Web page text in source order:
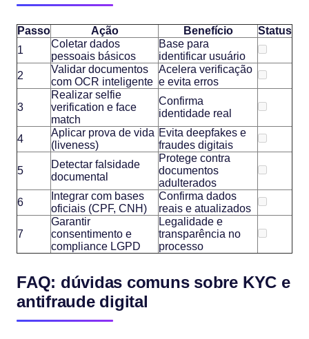
Passo Ação Benefício
Status
1
Coletar dados
pessoais básicos
Base para
identificar usuário
2
Validar documentos
com OCR inteligente
Acelera verificação
e evita erros
3
Realizar selfie
verification e face
match
Confirma
identidade real
4
Aplicar prova de vida
(liveness)
Evita deepfakes e
fraudes digitais
5
Detectar falsidade
documental
Protege contra
documentos
adulterados
6
Integrar com bases
oficiais (CPF, CNH)
Confirma dados
reais e atualizados
7
Garantir
consentimento e
compliance LGPD
Legalidade e
transparência no
processo
FAQ: dúvidas comuns sobre KYC e
antifraude digital